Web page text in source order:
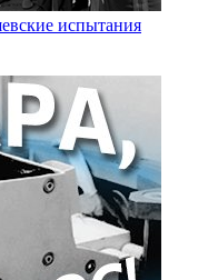
испытания